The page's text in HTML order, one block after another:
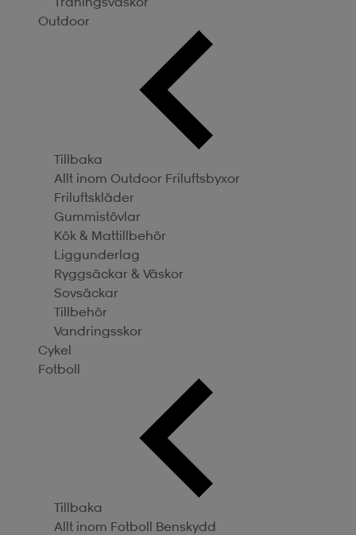
Outdoor
Tillbaka
Allt inom Outdoor Friluftsbyxor
Friluftskläder
Gummistövlar
Kök & Mattillbehör
Liggunderlag
Ryggsäckar & Väskor
Sovsäckar
Tillbehör
Vandringsskor
Cykel
Fotboll
Tillbaka
Allt inom Fotboll Benskydd